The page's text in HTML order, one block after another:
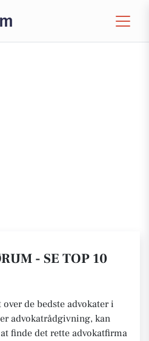
- SE TOP 10
de bedste advokater i
advokatrådgivning, kan
finde det rette advokatfirma